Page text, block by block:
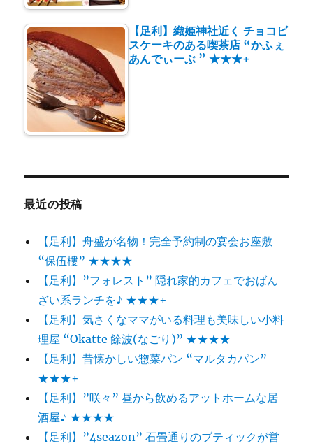
【足利】織姫神社近く チョコビ
スケーキのある喫茶店 “かふぇ
あんでぃーぶ ” ★★★+
最近の投稿
【足利】舟盛が名物！完全予約制の宴会お座敷
“保伍樓” ★★★★
【足利】”フォレスト” 隠れ家的カフェでおばん
ざい系ランチを♪ ★★★+
【足利】気さくなママがいる料理も美味しい小料
理屋 “Okatte 餘波(なごり)” ★★★★
【足利】昔懐かしい惣菜パン “マルタカパン”
★★★+
【足利】”咲々” 昼から飲めるアットホームな居
酒屋♪ ★★★★
【足利】”4seazon” 石畳通りのブティックが営